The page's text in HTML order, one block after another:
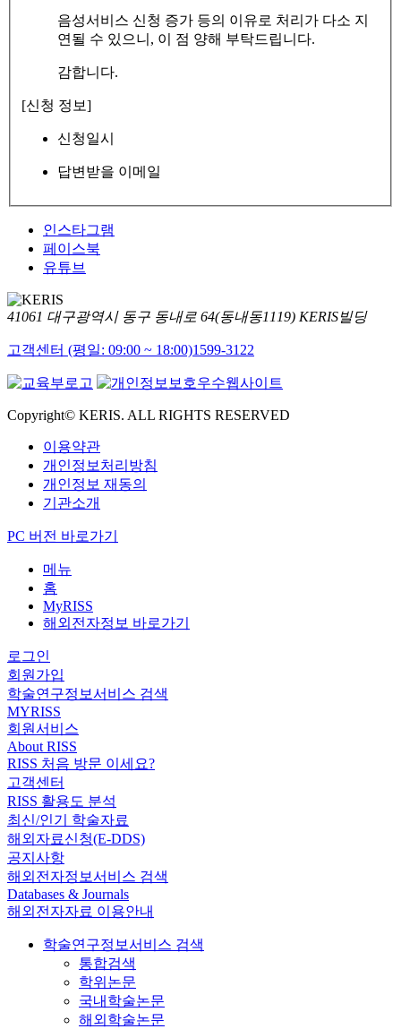
음성서비스 신청 증가 등의 이유로 처리가 다소 지
연될 수 있으니, 이 점 양해 부탁드립니다.
감합니다.
[신청 정보]
신청일시
답변받을 이메일
인스타그램
페이스북
유튜브
41061 대구광역시 동구 동내로 64(동내동1119) KERIS빌딩
고객센터 (평일: 09:00 ~ 18:00)1599-3122
Copyright© KERIS. ALL RIGHTS RESERVED
이용약관
개인정보처리방침
개인정보 재동의
기관소개
PC 버전 바로가기
메뉴
홈
MyRISS
해외전자정보 바로가기
로그인
회원가입
학술연구정보서비스 검색
MYRISS
회원서비스
About RISS
RISS 처음 방문 이세요?
고객센터
RISS 활용도 분석
최신/인기 학술자료
해외자료신청(E-DDS)
공지사항
해외전자정보서비스 검색
Databases & Journals
해외전자자료 이용안내
학술연구정보서비스 검색
통합검색
학위논문
국내학술논문
해외학술논문